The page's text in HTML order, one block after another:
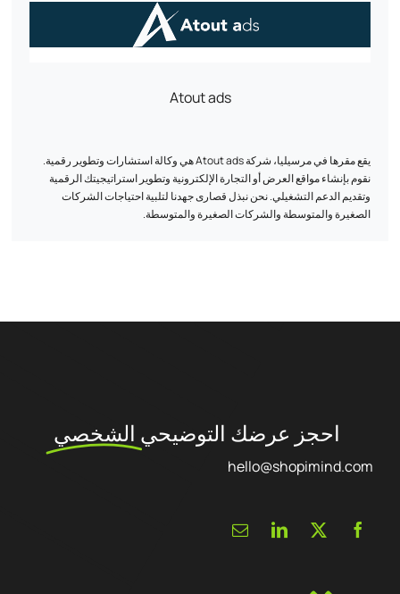
بنجامين ج. من يونيفرس ديكور يقول
للغاية وقدمت لي الحلول المناسبة، سواء من الناحية المالية أو الإبداعية!"
"إن الاستعانة بمصادر خارجية لخدمة عملائنا، التي كانت موضع مخاطرة كبيرة
والتي كان من المفترض أن تكون مشكلة حقيقية في فرنسا، تكللت بالنجاح مع
شركة Ayalone".
Atout ads
يقع مقرها في مرسيليا، شركة Atout ads هي وكالة استشارات وتطوير رقمية.
نقوم بإنشاء مواقع العرض أو التجارة الإلكترونية وتطوير استراتيجيتك الرقمية
وتقديم الدعم التشغيلي. نحن نبذل قصارى جهدنا لتلبية احتياجات الشركات
الصغيرة والمتوسطة والشركات الصغيرة والمتوسطة.
احجز عرضك التوضيحي الشخصي
hello@shopimind.com